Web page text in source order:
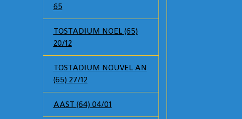
65
TOSTADIUM NOEL (65)
20/12
TOSTADIUM NOUVEL AN
(65) 27/12
AAST (64) 04/01